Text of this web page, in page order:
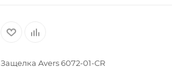
Защелка Avers 6072-01-CR